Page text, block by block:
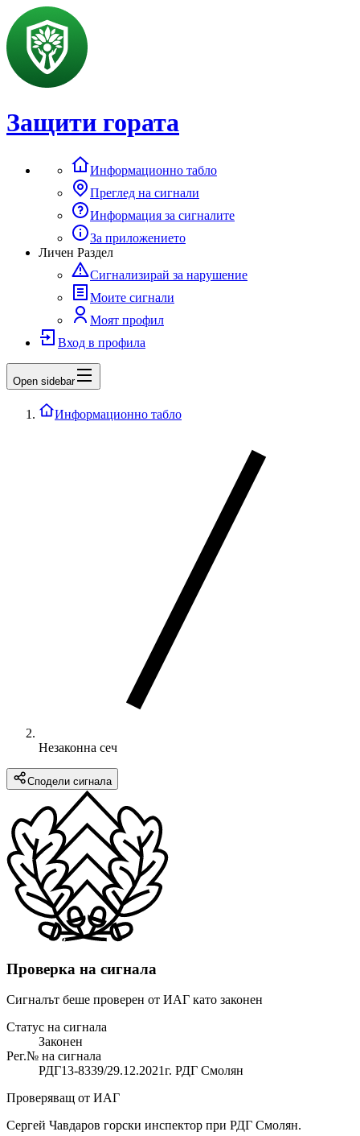
Защити гората
Информационно табло
Преглед на сигнали
Информация за сигналите
За приложението
Личен Раздел
Сигнализирай за нарушение
Моите сигнали
Моят профил
Вход в профила
Open sidebar
Информационно табло
Незаконна сеч
Сподели сигнала
Проверка на сигнала
Сигналът беше проверен от ИАГ като законен
Статус на сигнала
Законен
Рег.№ на сигнала
РДГ13-8339/29.12.2021г. РДГ Смолян
Проверяващ от ИАГ
Сергей Чавдаров горски инспектор при РДГ Смолян.